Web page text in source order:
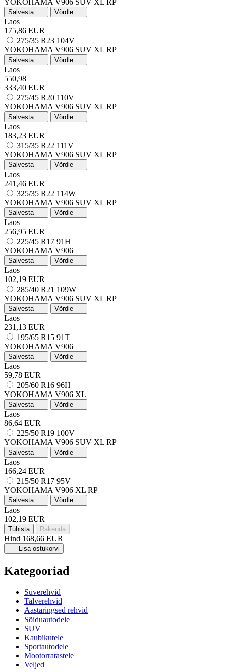
YOKOHAMA V906 SUV XL RP
Salvesta Võrdle
Laos
175,86 EUR
275/35 R23 104V
YOKOHAMA V906 SUV XL RP
Salvesta Võrdle
Laos
550,98
333,40 EUR
275/45 R20 110V
YOKOHAMA V906 SUV XL RP
Salvesta Võrdle
Laos
183,23 EUR
315/35 R22 111V
YOKOHAMA V906 SUV XL RP
Salvesta Võrdle
Laos
241,46 EUR
325/35 R22 114W
YOKOHAMA V906 SUV XL RP
Salvesta Võrdle
Laos
256,95 EUR
225/45 R17 91H
YOKOHAMA V906
Salvesta Võrdle
Laos
102,19 EUR
285/40 R21 109W
YOKOHAMA V906 SUV XL RP
Salvesta Võrdle
Laos
231,13 EUR
195/65 R15 91T
YOKOHAMA V906
Salvesta Võrdle
Laos
59,78 EUR
205/60 R16 96H
YOKOHAMA V906 XL
Salvesta Võrdle
Laos
86,64 EUR
225/50 R19 100V
YOKOHAMA V906 SUV XL RP
Salvesta Võrdle
Laos
166,24 EUR
215/50 R17 95V
YOKOHAMA V906 XL RP
Salvesta Võrdle
Laos
102,19 EUR
Tühista Rakenda
Hind 168,66 EUR
Lisa ostukorvi
Kategooriad
Suverehvid
Talverehvid
Aastaringsed rehvid
Sõiduautodele
SUV
Kaubikutele
Sportautodele
Mootorratastele
Veljed